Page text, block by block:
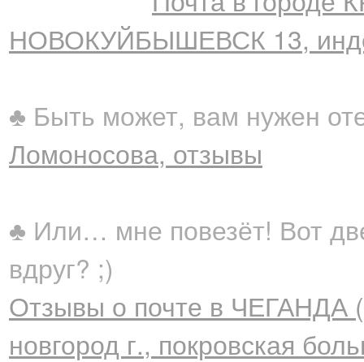
НОВОКУЙБЫШЕВСК 13,
♣ Быть может, вам нужен
Ломоносова, отзывы
♣ Или… мне повезёт! Вот
вдруг? ;)
Отзывы о почте в ЧЕГАНДА
новгород г., покровская